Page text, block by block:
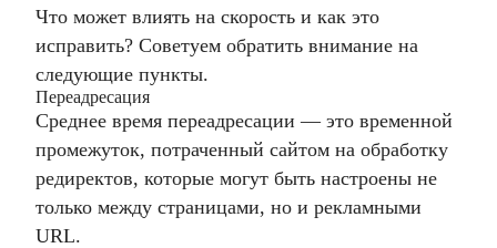
Что может влиять на скорость и как это
исправить? Советуем обратить внимание на
следующие пункты.
Переадресация
Среднее время переадресации — это временной
промежуток, потраченный сайтом на обработку
редиректов, которые могут быть настроены не
только между страницами, но и рекламными
URL.